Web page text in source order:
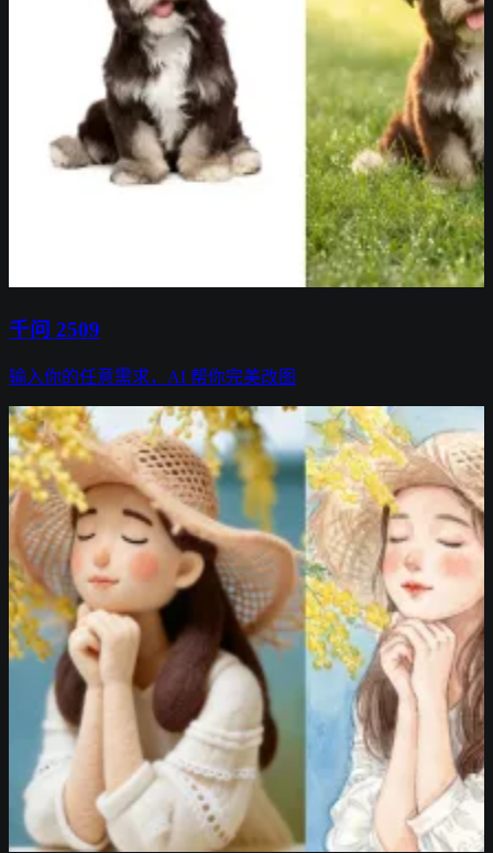
千问 2509
输入你的任意需求，AI 帮你完美改图